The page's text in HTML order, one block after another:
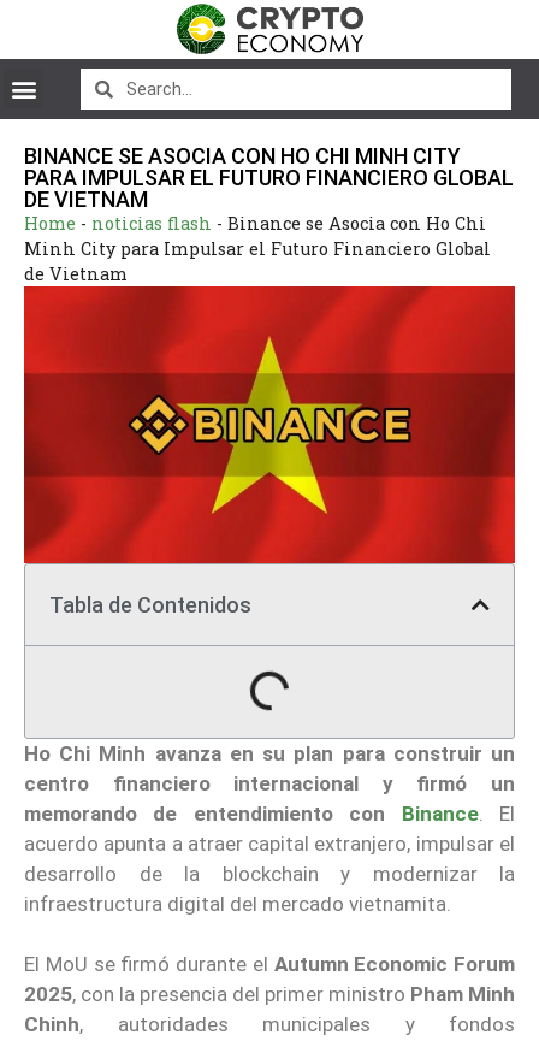
BINANCE SE ASOCIA CON HO CHI MINH CITY
PARA IMPULSAR EL FUTURO FINANCIERO GLOBAL
DE VIETNAM
Home - noticias flash - Binance se Asocia con Ho Chi
Minh City para Impulsar el Futuro Financiero Global
de Vietnam
Tabla de Contenidos
Ho Chi Minh avanza en su plan para construir un
centro financiero internacional
y firmó un
memorando de entendimiento con Binance. El
acuerdo apunta a atraer capital extranjero, impulsar el
desarrollo de la blockchain y modernizar la
infraestructura digital del mercado vietnamita.
El MoU se firmó durante el Autumn Economic Forum
2025, con la presencia del primer ministro Pham Minh
Chinh, autoridades municipales y fondos